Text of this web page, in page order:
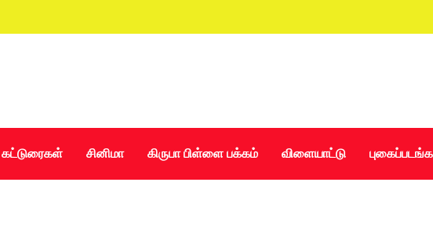
கட்டுரைகள் சினிமா கிருபா பிள்ளை பக்கம் விளையாட்டு